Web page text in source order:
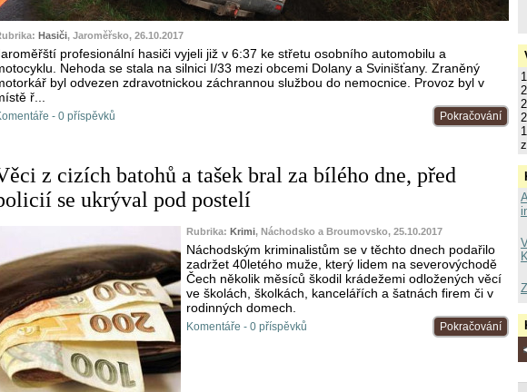
Hasiči, Jaroměřsko, 26.10.2017
profesionální hasiči vyjeli již v 6:37 ke střetu osobního automobilu a
Nehoda se stala na silnici I/33 mezi obcemi Dolany a Svinišťany. Zraněný
byl odvezen zdravotnickou záchrannou službou do nemocnice. Provoz byl v
ř...
Pokračování
- 0 příspěvků
z cizích batohů a tašek bral za bílého dne, před
se ukrýval pod postelí
Rubrika: Krimi, Náchodsko a Broumovsko, 25.10.2017
Náchodským kriminalistům se v těchto dnech podařilo
zadržet 40letého muže, který lidem na severovýchodě
Čech několik měsíců škodil krádežemi odložených věcí
ve školách, školkách, kancelářích a šatnách firem či v
rodinných domech.
Pokračování
Komentáře - 0 příspěvků